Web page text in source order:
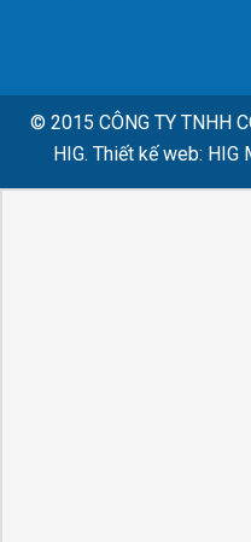
© 2015 CÔNG TY TNHH
HIG. Thiết kế web: HIG